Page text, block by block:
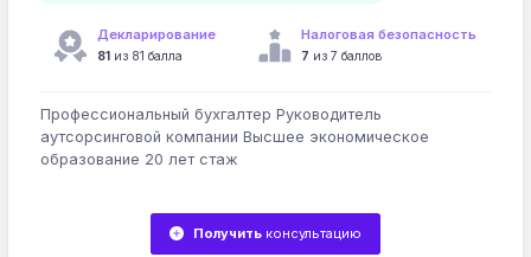
Декларирование
81 из 81 балла
Налоговая безопасность
7 из 7 баллов
Профессиональный бухгалтер Руководитель
аутсорсинговой компании Высшее экономическое
образование 20 лет стаж
Получитьконсультацию